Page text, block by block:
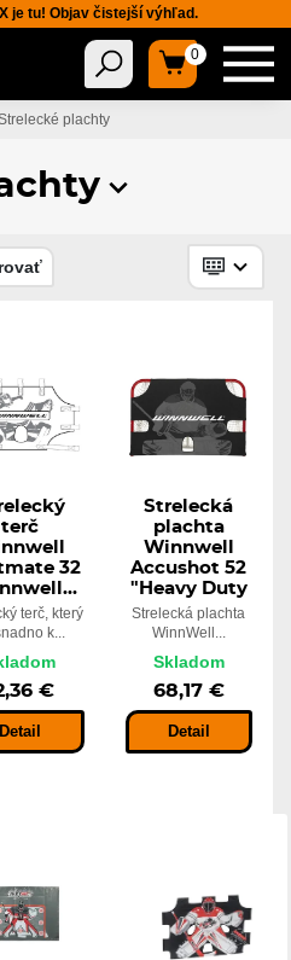
je tu! Objav čistejší výhľad.
0
plachty
terč
32
terč, který
k...
€
Detail
Strelecká
plachta
Winnwell
Accushot 52
"Heavy Duty
Strelecká plachta
WinnWell...
Skladom
68,17 €
Detail